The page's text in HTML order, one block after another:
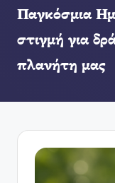
Παγκόσμια
στιγμή για
πλανήτη μας